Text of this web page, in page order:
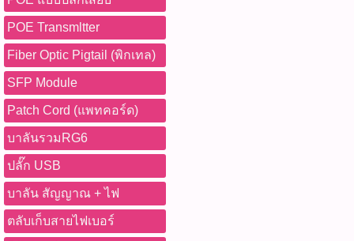
POE Transmltter
Fiber Optic Pigtail (พิกเทล)
SFP Module
Patch Cord (แพทคอร์ด)
บาลันรวมRG6
ปลั๊ก USB
บาลัน สัญญาณ + ไฟ
ตลับเก็บสายไฟเบอร์